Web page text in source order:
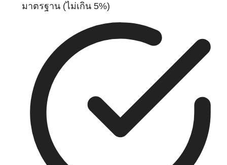
มาตรฐาน (ไม่เกิน 5%)